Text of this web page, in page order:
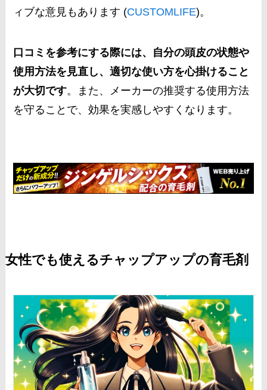
ィブな意見もあります​ (CUSTOMLIFE)​。
口コミを参考にする際には、自分の頭皮の状態や
使用方法を見直し、適切な使い方を心掛けること
が大切です。また、メーカーの推奨する使用方法
を守ることで、効果を実感しやすくなります。
女性でも使えるチャップアップの育毛剤